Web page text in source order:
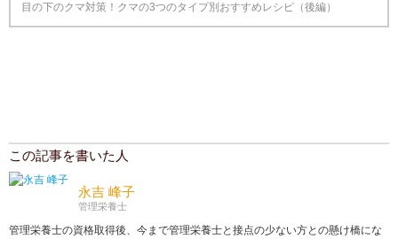
目の下のクマ対策！クマの3つのタイプ別おすすめレシピ（後編）
この記事を書いた人
永吉 峰子
管理栄養士
管理栄養士の資格取得後、今まで管理栄養士と接点の少ない方との懸け橋にな